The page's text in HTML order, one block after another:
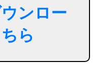
ンロー
ら